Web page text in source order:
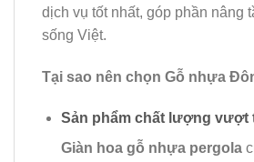
dịch vụ tốt nhất, góp phần nâng
sống Việt.
Tại sao nên chọn Gỗ nhựa
Sản phẩm chất lượng vượt
Giàn hoa gỗ nhựa pergola